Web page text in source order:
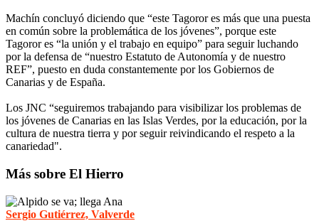
Machín concluyó diciendo que “este Tagoror es más que una puesta
en común sobre la problemática de los jóvenes”, porque este
Tagoror es “la unión y el trabajo en equipo” para seguir luchando
por la defensa de “nuestro Estatuto de Autonomía y de nuestro
REF”, puesto en duda constantemente por los Gobiernos de
Canarias y de España.
Los JNC “seguiremos trabajando para visibilizar los problemas de
los jóvenes de Canarias en las Islas Verdes, por la educación, por la
cultura de nuestra tierra y por seguir reivindicando el respeto a la
canariedad".
Más sobre El Hierro
Sergio Gutiérrez, Valverde